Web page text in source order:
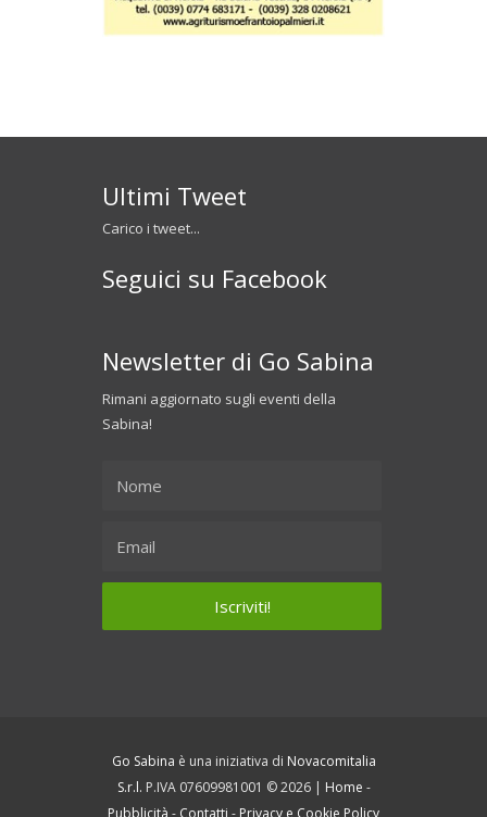
Ultimi Tweet
Carico i tweet...
Seguici su Facebook
Newsletter di Go Sabina
Rimani aggiornato sugli eventi della
Sabina!
Go Sabina è una iniziativa di Novacomitalia
S.r.l. P.IVA 07609981001 © 2026 | Home -